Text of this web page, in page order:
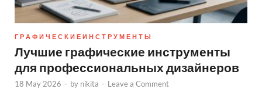
Г Р А Ф И Ч Е С К И Е И Н С Т Р У М Е Н Т Ы
Лучшие графические инструменты
для профессиональных дизайнеров
18 May 2026 - by nikita - Leave a Comment